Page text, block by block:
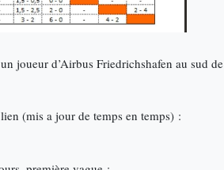
joueur d’Airbus Friedrichshafen au sud de
(mis a jour de temps en temps) :